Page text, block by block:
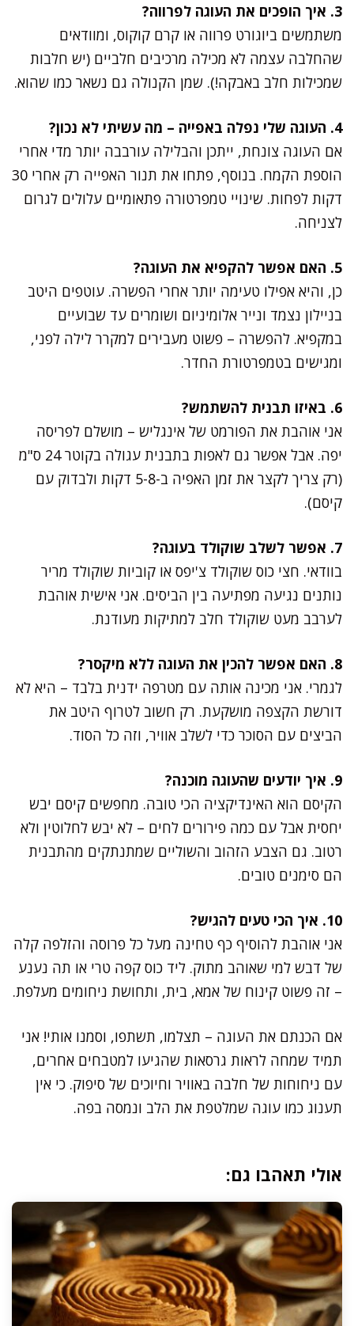
3. איך הופכים את העוגה לפרווה?
משתמשים ביוגורט פרווה או קרם קוקוס, ומוודאים
שהחלבה עצמה לא מכילה מרכיבים חלביים (יש חלבות
שמכילות חלב באבקה!). שמן הקנולה גם נשאר כמו שהוא.
4. העוגה שלי נפלה באפייה – מה עשיתי לא נכון?
אם העוגה צונחת, ייתכן והבלילה עורבבה יותר מדי אחרי
הוספת הקמח. בנוסף, פתחו את תנור האפייה רק אחרי 30
דקות לפחות. שינויי טמפרטורה פתאומיים עלולים לגרום
לצניחה.
5. האם אפשר להקפיא את העוגה?
כן, והיא אפילו טעימה יותר אחרי הפשרה. עוטפים היטב
בניילון נצמד ונייר אלומיניום ושומרים עד שבועיים
במקפיא. להפשרה – פשוט מעבירים למקרר לילה לפני,
ומגישים בטמפרטורת החדר.
6. באיזו תבנית להשתמש?
אני אוהבת את הפורמט של אינגליש – מושלם לפריסה
יפה. אבל אפשר גם לאפות בתבנית עגולה בקוטר 24 ס"מ
(רק צריך לקצר את זמן האפיה ב-5-8 דקות ולבדוק עם
קיסם).
7. אפשר לשלב שוקולד בעוגה?
בוודאי. חצי כוס שוקולד צ'יפס או קוביות שוקולד מריר
נותנים נגיעה מפתיעה בין הביסים. אני אישית אוהבת
לערבב מעט שוקולד חלב למתיקות מעודנת.
8. האם אפשר להכין את העוגה ללא מיקסר?
לגמרי. אני מכינה אותה עם מטרפה ידנית בלבד – היא לא
דורשת הקצפה מושקעת. רק חשוב לטרוף היטב את
הביצים עם הסוכר כדי לשלב אוויר, וזה כל הסוד.
9. איך יודעים שהעוגה מוכנה?
הקיסם הוא האינדיקציה הכי טובה. מחפשים קיסם יבש
יחסית אבל עם כמה פירורים לחים – לא יבש לחלוטין ולא
רטוב. גם הצבע הזהוב והשוליים שמתנתקים מהתבנית
הם סימנים טובים.
10. איך הכי טעים להגיש?
אני אוהבת להוסיף כף טחינה מעל כל פרוסה והזלפה קלה
של דבש למי שאוהב מתוק. ליד כוס קפה טרי או תה נענע
– זה פשוט קינוח של אמא, בית, ותחושת ניחומים מעלפת.
אם הכנתם את העוגה – תצלמו, תשתפו, וסמנו אותי! אני
תמיד שמחה לראות גרסאות שהגיעו למטבחים אחרים,
עם ניחוחות של חלבה באוויר וחיוכים של סיפוק. כי אין
תענוג כמו עוגה שמלטפת את הלב ונמסה בפה.
אולי תאהבו גם: